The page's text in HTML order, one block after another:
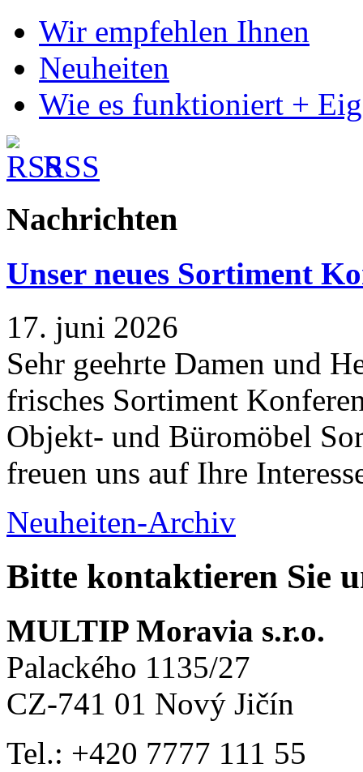
Wir empfehlen Ihnen
Neuheiten
Wie es funktioniert +
RSS
Nachrichten
Unser neues Sortiment
17. juni 2026
Sehr geehrte Damen und
frisches Sortiment
Objekt- und Büromöbel
freuen uns auf Ihre
Neuheiten-Archiv
Bitte kontaktieren Sie
MULTIP Moravia s.r.o.
Palackého 1135/27
CZ-741 01 Nový Jičín
Tel.: +420 7777 111 55